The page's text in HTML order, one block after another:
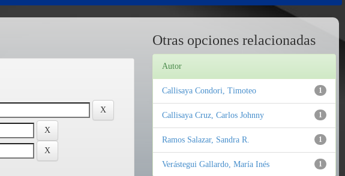
Otras opciones relacionadas
Autor
1
Callisaya Condori, Timoteo
1
Callisaya Cruz, Carlos Johnny
1
Ramos Salazar, Sandra R.
1
Verástegui Gallardo, María Inés